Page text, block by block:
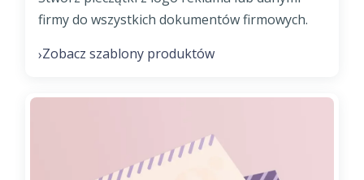
firmy do wszystkich dokumentów firmowych.
›Zobacz szablony produktów